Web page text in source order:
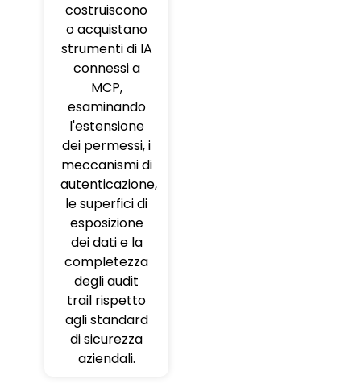
costruiscono
o acquistano
strumenti di IA
connessi a
MCP,
esaminando
l'estensione
dei permessi, i
meccanismi di
autenticazione,
le superfici di
esposizione
dei dati e la
completezza
degli audit
trail rispetto
agli standard
di sicurezza
aziendali.